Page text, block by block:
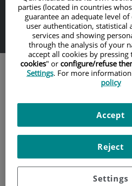
En centros de
Todos los
Odontología
Diagnóstico y
Periodoncia
parties (located in countries
guarantee an adequate level
user authentication, statistical
services and showing
through the analysis of your
accept all cookies by
cookies" or configure/refuse
Settings. For more
policy
Settings
Reject
Accept